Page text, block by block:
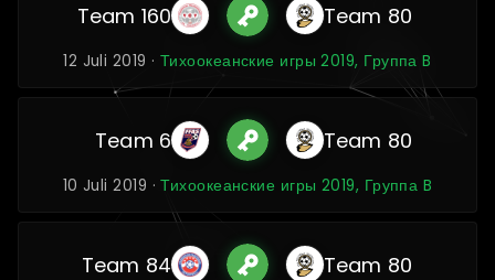
Team 160 Team 80
12 Juli 2019 · Тихоокеанские игры 2019, Группа B
Team 6 Team 80
10 Juli 2019 ·Тихоокеанские игры 2019, Группа B
Team 84 Team 80